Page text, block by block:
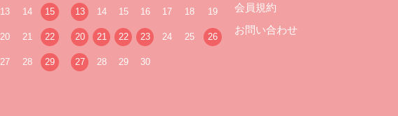
13 14 15
20 21 22
27 28 29
13 14 15 16 17 18 19
20 21 22 23 24 25 26
27 28 29 30
会員規約
お問い合わせ